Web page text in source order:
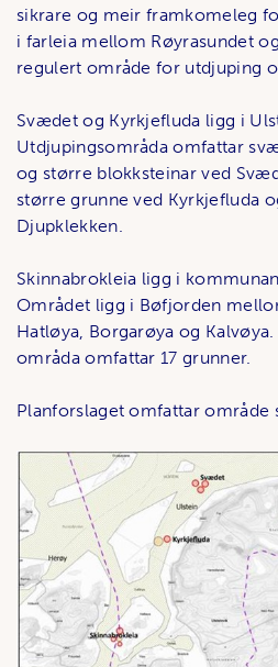
sikrare og meir framkomeleg
i farleia mellom Røyrasundet
regulert område for utdjuping
Svædet og Kyrkjefluda ligg i
Utdjupingsområda omfattar
og større blokksteinar ved
større grunne ved Kyrkjefluda
Djupklekken.
Skinnabrokleia ligg i
Området ligg i Bøfjorden
Hatløya, Borgarøya og
områda omfattar 17 grunner.
Planforslaget omfattar område